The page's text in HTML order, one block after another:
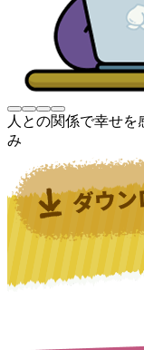
人との関係で幸せを
み